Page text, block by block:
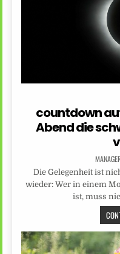
countdown
Abend die
Die Gelegenheit ist
wieder: Wer in einem
ist, muss